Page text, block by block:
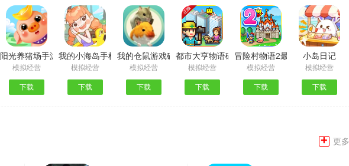
阳光养猪场手游无广告版
模拟经营
下载
我的小海岛手机版
模拟经营
下载
我的仓鼠游戏破解版
模拟经营
下载
都市大亨物语破解版
模拟经营
下载
冒险村物语2最新版
模拟经营
下载
小岛日记
模拟经营
下载
+ 更多